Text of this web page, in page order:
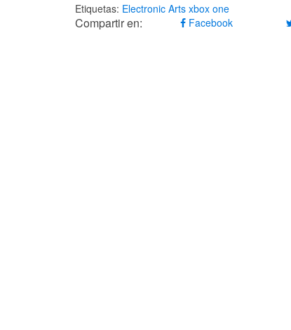
Etiquetas: Electronic Arts xbox one
Compartir en: Facebook